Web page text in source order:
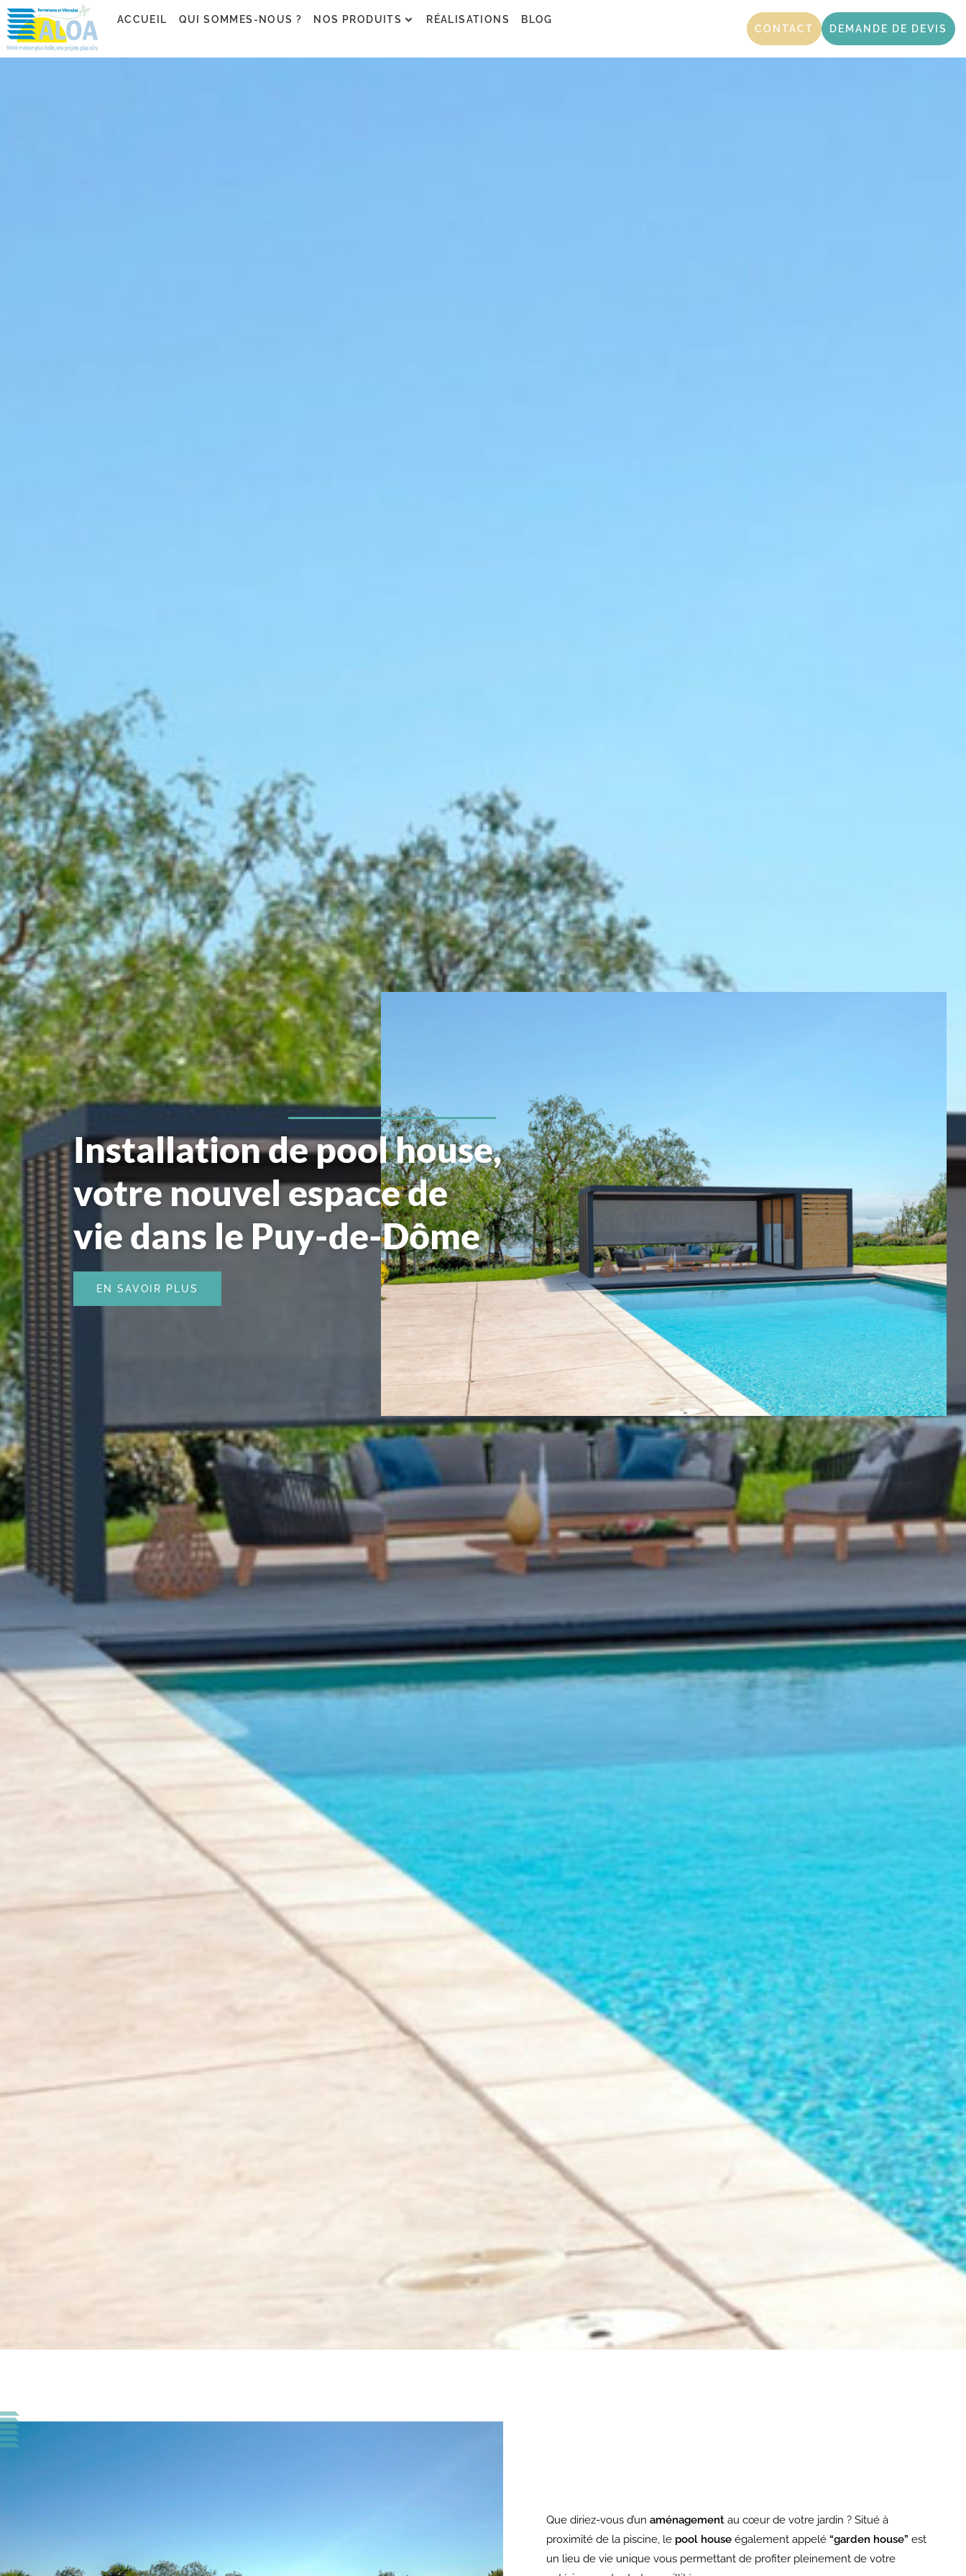
ACCUEIL QUI SOMMES-NOUS ? NOS PRODUITS RÉALISATIONS
BLOG
CONTACT
DEMANDE DE DEVIS
Installation de pool house,
votre nouvel espace de
vie dans le Puy-de-Dôme
EN SAVOIR PLUS
Que diriez-vous d’un aménagement au cœur de votre jardin ? Situé à
proximité de la piscine, lepool houseégalement appelé “garden house” est
un lieu de vie unique vous permettant de profiter pleinement de votre